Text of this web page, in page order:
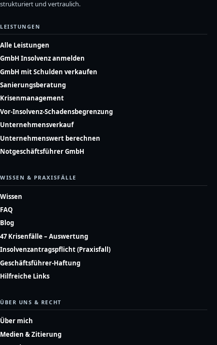
strukturiert und vertraulich.
LEISTUNGEN
Alle Leistungen
GmbH Insolvenz anmelden
GmbH mit Schulden verkaufen
Sanierungsberatung
Krisenmanagement
Vor-Insolvenz-Schadensbegrenzung
Unternehmensverkauf
Unternehmenswert berechnen
Notgeschäftsführer GmbH
WISSEN & PRAXISFÄLLE
Wissen
FAQ
Blog
47 Krisenfälle – Auswertung
Insolvenzantragspflicht (Praxisfall)
Geschäftsführer-Haftung
Hilfreiche Links
ÜBER UNS & RECHT
Über mich
Medien & Zitierung